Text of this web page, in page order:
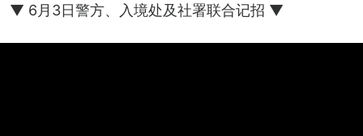
▼ 6月3日警方、入境处及社署联合记招 ▼